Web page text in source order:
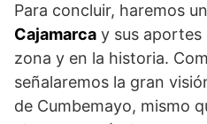
Para concluir, haremos un
Cajamarca y sus aportes
zona y en la historia.
señalaremos la gran
de Cumbemayo, mismo